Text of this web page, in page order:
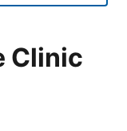
Clinic